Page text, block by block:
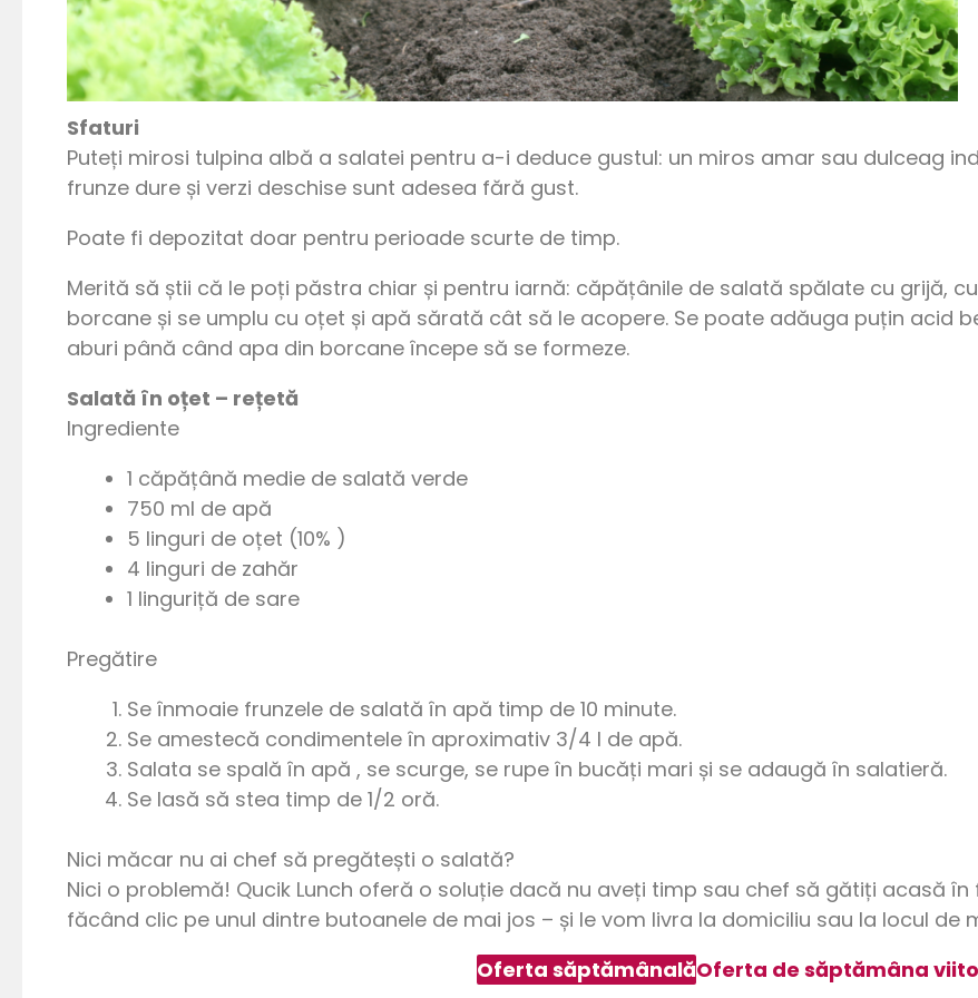
Sfaturi
Puteți mirosi tulpina albă a salatei pentru a-i deduce gustul: un miros amar sau dulceag
frunze dure și verzi deschise sunt adesea fără gust.
Poate fi depozitat doar pentru perioade scurte de timp.
Merită să știi că le poți păstra chiar și pentru iarnă: căpățânile de salată spălate cu grijă,
borcane și se umplu cu oțet și apă sărată cât să le acopere. Se poate adăuga puțin acid
aburi până când apa din borcane începe să se formeze.
Salată în oțet – rețetă
Ingrediente
1 căpățână medie de salată verde
750 ml de apă
5 linguri de oțet (10% )
4 linguri de zahăr
1 linguriță de sare
Pregătire
Se înmoaie frunzele de salată în apă timp de 10 minute.
Se amestecă condimentele în aproximativ 3/4 l de apă.
Salata se spală în apă , se scurge, se rupe în bucăți mari și se adaugă în salatieră.
Se lasă să stea timp de 1/2 oră.
Nici măcar nu ai chef să pregătești o salată?
Nici o problemă! Qucik Lunch oferă o soluție dacă nu aveți timp sau chef să gătiți acasă
făcând clic pe unul dintre butoanele de mai jos – și le vom livra la domiciliu sau la locul de
Oferta săptămânalăOferta de săptămâna